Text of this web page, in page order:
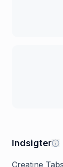
Indsigter
Creatine